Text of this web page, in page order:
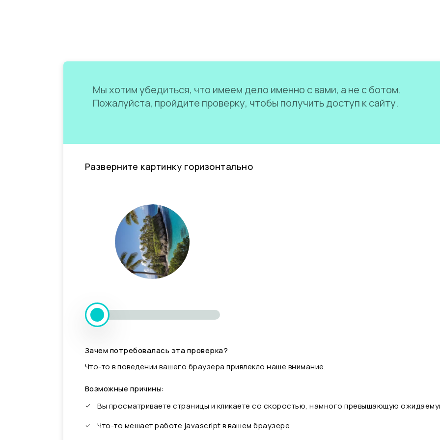
Мы хотим убедиться, что имеем дело именно с вами, а не с ботом.
Пожалуйста, пройдите проверку, чтобы получить доступ к сайту.
Разверните картинку горизонтально
Зачем потребовалась эта проверка?
Что-то в поведении вашего браузера привлекло наше внимание.
Возможные причины:
Вы просматриваете страницы и кликаете со скоростью, намного превышающую
Что-то мешает работе javascript в вашем браузере